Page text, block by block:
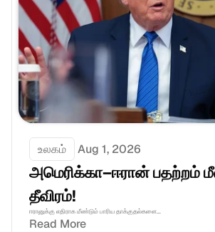
உலகம் Aug 1, 2026
அமெரிக்கா–ஈரான் பதற்றம்
தீவிரம்!
ஈரானுக்கு எதிராக மீண்டும் பாரிய தாக்குதல்களை...
Read More